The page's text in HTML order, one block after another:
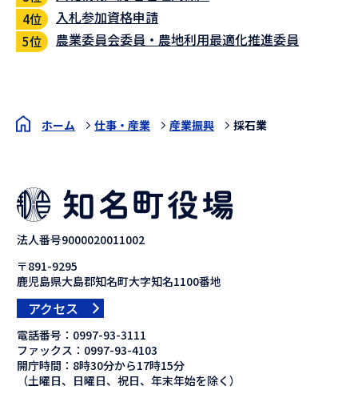
入札参加資格申請
農業委員会委員・農地利用最適化推進委員
ホーム 仕事・産業 産業振興 採石業
法人番号9000020011002
〒891-9295
鹿児島県大島郡知名町大字知名1100番地
アクセス
電話番号： 0997-93-3111
ファックス： 0997-93-4103
開庁時間：8時30分から17時15分
（土曜日、日曜日、祝日、年末年始を除く）